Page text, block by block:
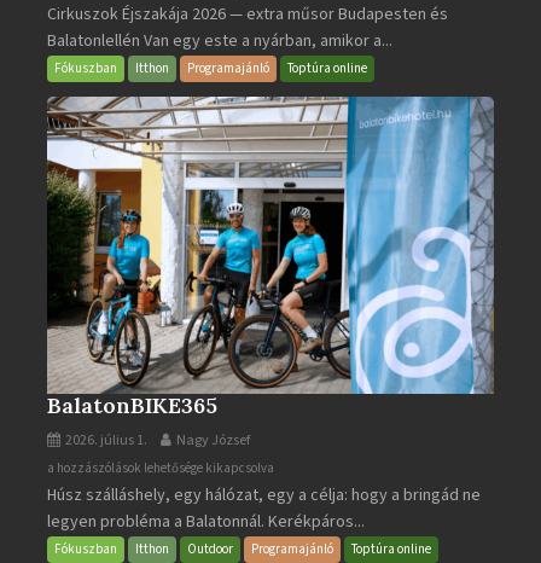
Éjszakája
2026
bejegyzéshez
Cirkuszok Éjszakája 2026 — extra műsor Budapesten és
Balatonlellén Van egy este a nyárban, amikor a...
Fókuszban Itthon Programajánló Toptúra online
BalatonBIKE365
2026. július 1. Nagy József
BalatonBIKE365
bejegyzéshez
a hozzászólások lehetősége kikapcsolva
Húsz szálláshely, egy hálózat, egy a célja: hogy a bringád ne
legyen probléma a Balatonnál. Kerékpáros...
Fókuszban Itthon Outdoor Programajánló Toptúra online